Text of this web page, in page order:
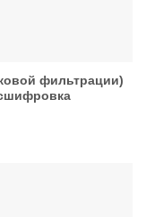
фильтрации)